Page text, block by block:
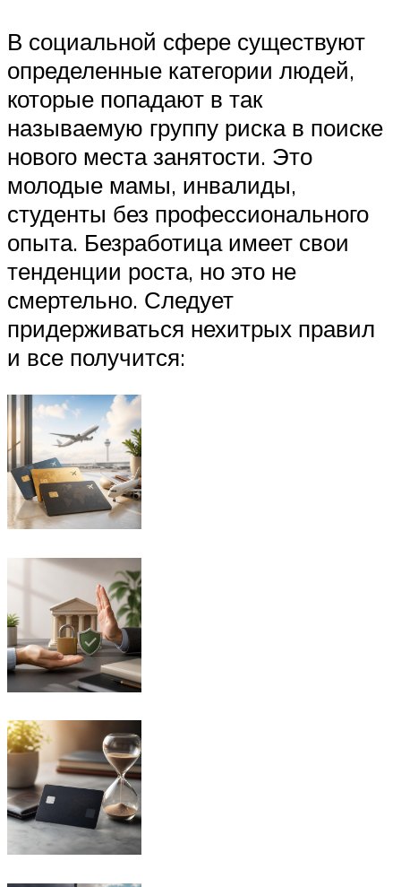
В социальной сфере существуют
определенные категории людей,
которые попадают в так
называемую группу риска в поиске
нового места занятости. Это
молодые мамы, инвалиды,
студенты без профессионального
опыта. Безработица имеет свои
тенденции роста, но это не
смертельно. Следует
придерживаться нехитрых правил
и все получится: